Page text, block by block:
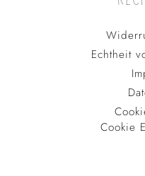
Echtheit
Cookie